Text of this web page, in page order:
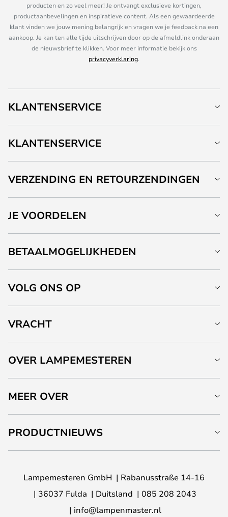
producten en zo veel meer! Je ontvangt exclusieve kortingen,
productaanbevelingen en inspiratieve content. Als een gewaardeerde
klant vinden we jouw mening belangrijk en vragen we je feedback na een
aankoop. Je kan ten alle tijde uitschrijven door op de afmeldlink onderaan
de nieuwsbrief te klikken. Voor meer informatie bekijk ons
privacyverklaring.
KLANTENSERVICE
KLANTENSERVICE
VERZENDING EN RETOURZENDINGEN
JE VOORDELEN
BETAALMOGELIJKHEDEN
VOLG ONS OP
VRACHT
OVER LAMPEMESTEREN
MEER OVER
PRODUCTNIEUWS
Lampemesteren GmbH
Rabanusstraße 14-16
36037 Fulda
Duitsland
085 208 2043
info@lampenmaster.nl